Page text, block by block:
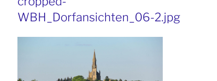
WBH_Dorfansichten_06-2.jpg